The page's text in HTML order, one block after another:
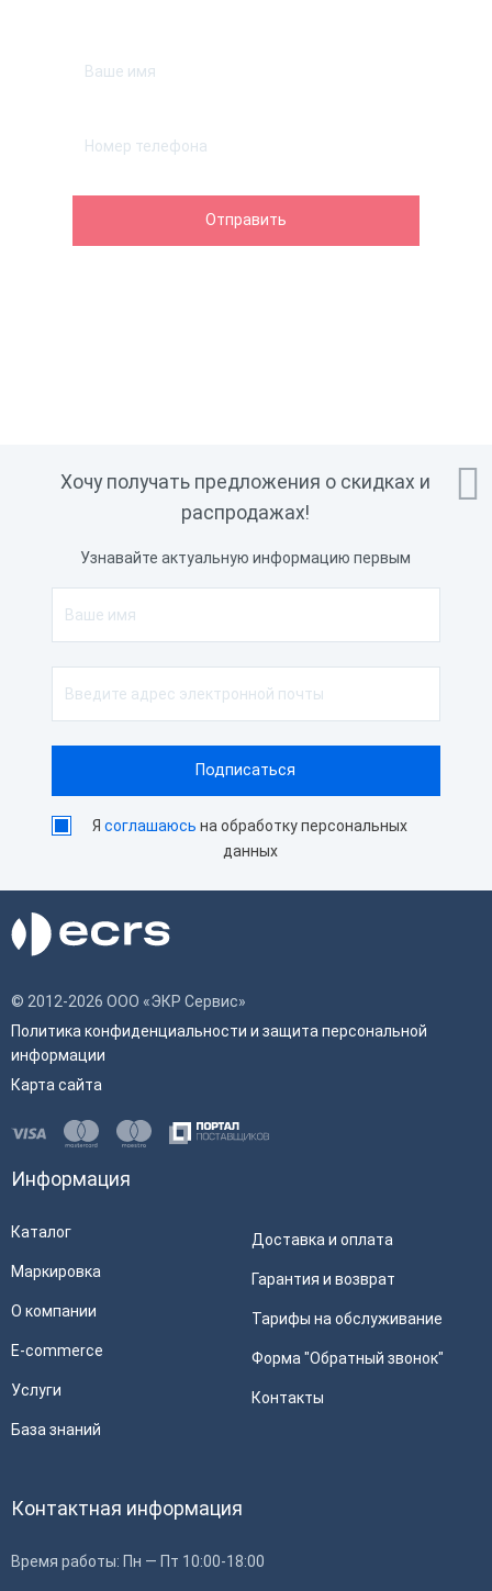

Хочу получать предложения о скидках и
распродажах!
Узнавайте актуальную информацию первым
Ясоглашаюсь на обработку персональных
данных
© 2012-2026 ООО «ЭКР Сервис»
Политика конфиденциальности и защита персональной
информации
Карта сайта
Информация
Каталог
Маркировка
О компании
E-commerce
Услуги
База знаний
Доставка и оплата
Гарантия и возврат
Тарифы на обслуживание
Форма "Обратный звонок"
Контакты
Контактная информация
Время работы: Пн — Пт 10:00-18:00